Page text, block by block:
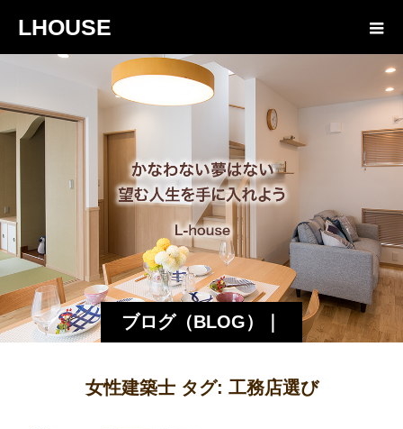
LHOUSE
ブログ（BLOG）｜
エルハウス
女性建築士 タグ: 工務店選び